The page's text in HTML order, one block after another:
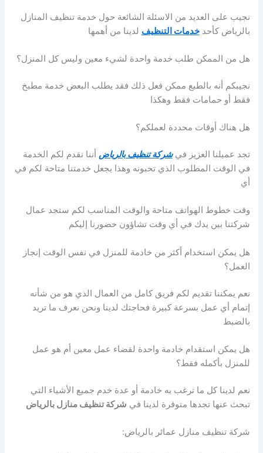
نجيب على العديد من الاسئلة الشائعة حول خدمة تنظيف المنازل
بالرياض كأحدخدمات التنظيف لدينا من أهمها
هل من الممكن طلب خدمة واحدة لشيء معين وليس كل المنزل؟
نجيبكم أنه بالطبع ممكن فعل ذلك فقد يطلب البعض خدمة مطبخ
فقط أو حمامات فقط وهكذا
هل هناك أوقات محددة لعملكم؟
تجد عميلنا العزيز فيشركة تنظيف بالرياض أننا نقدم لكم الخدمة
في الوقت المطلوب الذي تحبونه وهذا يجعل خدمتنا متاحة لكم في
أي
وقت خطوط الهواتف متاحة والوقت المناسب لكم ستجد عمال
شركتنا بين يدك في أي وقت تشاؤون حضورنا إليكم
هل يمكن استخدام أكثر من خادمة للمنزل في نفس الوقت إنجاز
العمل؟
نعم يمكننا تقديم لكم فريق كامل من العمال الذي هو من شأنه
إتمام أي عمل بسرعة كبيرة فحاجتك لدينا ونحن نعرف ما تريد
بالضبط
هل يمكن استقدام خادمة واحدة لقضاء عمل معين أم هو عمل
للمنزل بأكمله فقط؟
نعم لدينا كل ما ترغب به خادمة أو عدة خدم جميع الأشياء التي
تبحث عنها تجدها متوفرة لدينا في شركة تنظيف منازل بالرياض
شركة تنظيف منازل عمائر بالرياض: